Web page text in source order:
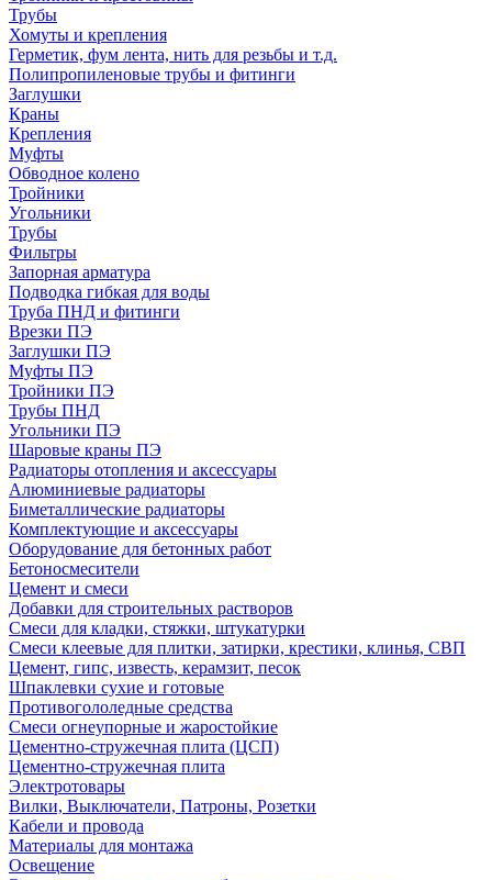
Трубы
Хомуты и крепления
Герметик, фум лента, нить для резьбы и т.д.
Полипропиленовые трубы и фитинги
Заглушки
Краны
Крепления
Муфты
Обводное колено
Тройники
Угольники
Трубы
Фильтры
Запорная арматура
Подводка гибкая для воды
Труба ПНД и фитинги
Врезки ПЭ
Заглушки ПЭ
Муфты ПЭ
Тройники ПЭ
Трубы ПНД
Угольники ПЭ
Шаровые краны ПЭ
Радиаторы отопления и аксессуары
Алюминиевые радиаторы
Биметаллические радиаторы
Комплектующие и аксессуары
Оборудование для бетонных работ
Бетоносмесители
Цемент и смеси
Добавки для строительных растворов
Смеси для кладки, стяжки, штукатурки
Смеси клеевые для плитки, затирки, крестики, клинья, СВП
Цемент, гипс, известь, керамзит, песок
Шпаклевки сухие и готовые
Противогололедные средства
Смеси огнеупорные и жаростойкие
Цементно-стружечная плита (ЦСП)
Цементно-стружечная плита
Электротовары
Вилки, Выключатели, Патроны, Розетки
Кабели и провода
Материалы для монтажа
Освещение